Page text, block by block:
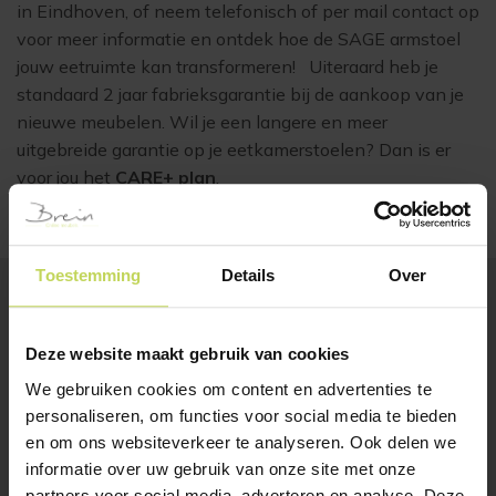
Toestemming Details Over
Deze website maakt gebruik van cookies
We gebruiken cookies om content en advertenties te
personaliseren, om functies voor social media te bieden
en om ons websiteverkeer te analyseren. Ook delen we
informatie over uw gebruik van onze site met onze
in Eindhoven, of neem telefonisch of per mail contact op
voor meer informatie en ontdek hoe de SAGE armstoel
jouw eetruimte kan transformeren! Uiteraard heb je
standaard 2 jaar fabrieksgarantie bij de aankoop van je
nieuwe meubelen. Wil je een langere en meer
uitgebreide garantie op je eetkamerstoelen? Dan is er
voor jou het CARE+ plan.
Klanten bekeken ook
SALE